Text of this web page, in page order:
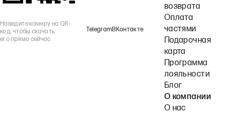
Наведите камеру на QR-
код, чтобы скачать
его прямо сейчас
TelegramВКонтакте
возврата
Оплата
частями
Подарочная
карта
Программа
лояльности
Блог
О компании
О нас